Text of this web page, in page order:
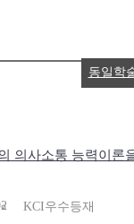
의사소통 능력이론
KCI우수등재
동일학